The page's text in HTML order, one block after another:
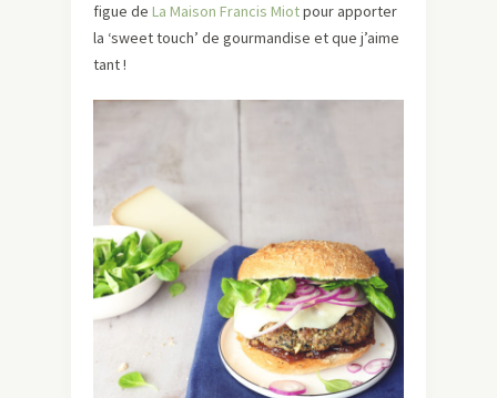
figue de La Maison Francis Miotpour apporter
la ‘sweet touch’ de gourmandise et que j’aime
tant !